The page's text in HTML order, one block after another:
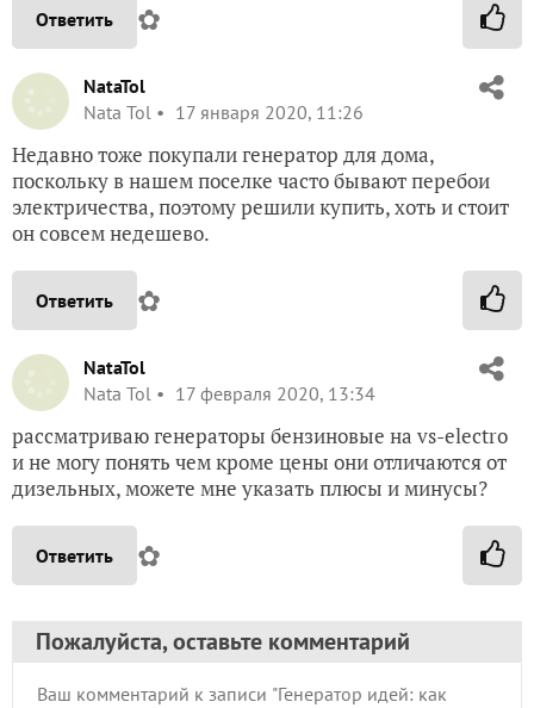
Ответить ✿
NataTol
Nata Tol
17 января 2020, 11:26
Недавно тоже покупали генератор для дома,
поскольку в нашем поселке часто бывают перебои
электричества, поэтому решили купить, хоть и стоит
он совсем недешево.
Ответить ✿
NataTol
Nata Tol
17 февраля 2020, 13:34
рассматриваю генераторы бензиновые на vs-electro
и не могу понять чем кроме цены они отличаются от
дизельных, можете мне указать плюсы и минусы?
Ответить ✿
Пожалуйста, оставьте комментарий